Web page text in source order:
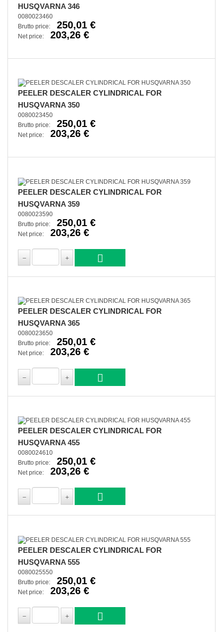
HUSQVARNA 346
0080023460
Brutto price:
250,01 €
Net price: 203,26 €
PEELER DESCALER CYLINDRICAL FOR
HUSQVARNA 350
0080023450
Brutto price:
250,01 €
Net price: 203,26 €
PEELER DESCALER CYLINDRICAL FOR
HUSQVARNA 359
0080023590
Brutto price:
250,01 €
Net price: 203,26 €
PEELER DESCALER CYLINDRICAL FOR
HUSQVARNA 365
0080023650
Brutto price:
250,01 €
Net price: 203,26 €
PEELER DESCALER CYLINDRICAL FOR
HUSQVARNA 455
0080024610
Brutto price:
250,01 €
Net price: 203,26 €
PEELER DESCALER CYLINDRICAL FOR
HUSQVARNA 555
0080025550
Brutto price:
250,01 €
Net price: 203,26 €